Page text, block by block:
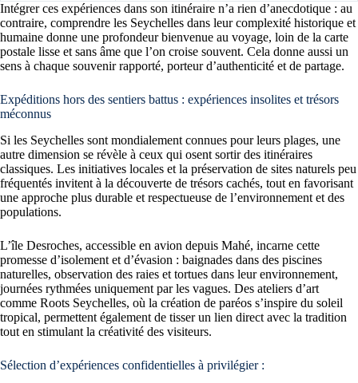
Intégrer ces expériences dans son itinéraire n’a rien d’anecdotique : au
contraire, comprendre les Seychelles dans leur complexité historique et
humaine donne une profondeur bienvenue au voyage, loin de la carte
postale lisse et sans âme que l’on croise souvent. Cela donne aussi un
sens à chaque souvenir rapporté, porteur d’authenticité et de partage.
Expéditions hors des sentiers battus : expériences insolites et trésors
méconnus
Si les Seychelles sont mondialement connues pour leurs plages, une
autre dimension se révèle à ceux qui osent sortir des itinéraires
classiques. Les initiatives locales et la préservation de sites naturels peu
fréquentés invitent à la découverte de trésors cachés, tout en favorisant
une approche plus durable et respectueuse de l’environnement et des
populations.
L’île Desroches, accessible en avion depuis Mahé, incarne cette
promesse d’isolement et d’évasion : baignades dans des piscines
naturelles, observation des raies et tortues dans leur environnement,
journées rythmées uniquement par les vagues. Des ateliers d’art
comme Roots Seychelles, où la création de paréos s’inspire du soleil
tropical, permettent également de tisser un lien direct avec la tradition
tout en stimulant la créativité des visiteurs.
Sélection d’expériences confidentielles à privilégier :